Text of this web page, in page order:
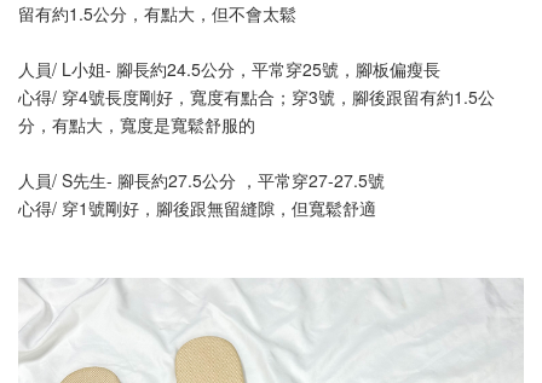
留有約1.5公分，有點大，但不會太鬆
人員/ L小姐- 腳長約24.5公分，平常穿25號，腳板偏瘦長
心得/ 穿4號長度剛好，寬度有點合；穿3號，腳後跟留有約1.5公
分，有點大，寬度是寬鬆舒服的
人員/ S先生- 腳長約27.5公分 ，平常穿27-27.5號
心得/ 穿1號剛好，腳後跟無留縫隙，但寬鬆舒適